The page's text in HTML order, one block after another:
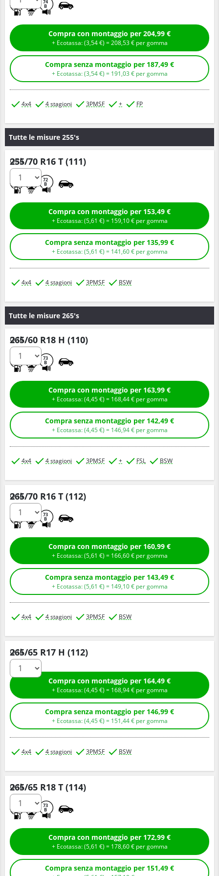
74
B
Compra con montaggio per 204,99 €
+ Ecotassa: (3,54€ ) =208,53€ per gomma
Compra senza montaggio per 187,49 €
+ Ecotassa: (3,54€ ) = 191,03 € per gomma
4x4 4 stagioni 3PMSF + FP
Tutte le misure 255's
255/70 R16 T (111)
72
B
Q.tà
Compra con montaggio per 153,49 €
+ Ecotassa: (5,61 € ) = 159,10€ per gomma
Compra senza montaggio per 135,99 €
+ Ecotassa: (5,61 € ) = 141,60€ per gomma
4x4 4 stagioni 3PMSF BSW
Tutte le misure 265's
265/60 R18 H (110)
73
B
Q.tà
Compra con montaggio per 163,99 €
+ Ecotassa: (4,45€ ) = 168,44€ per gomma
Compra senza montaggio per 142,49 €
+ Ecotassa: (4,45€ ) = 146,94€ per gomma
4x4 4 stagioni 3PMSF + FSL BSW
265/70 R16 T (112)
73
B
Q.tà
Compra con montaggio per 160,99 €
+ Ecotassa: (5,61 € ) = 166,60€ per gomma
Compra senza montaggio per 143,49 €
+ Ecotassa: (5,61 € ) = 149,10€ per gomma
4x4 4 stagioni 3PMSF BSW
265/65 R17 H (112)
Q.tà
Compra con montaggio per 164,49 €
+ Ecotassa: (4,45€ ) = 168,94€ per gomma
Compra senza montaggio per 146,99 €
+ Ecotassa: (4,45€ ) = 151,44€ per gomma
4x4 4 stagioni 3PMSF BSW
265/65 R18 T (114)
73
B
Q.tà
Compra con montaggio per 172,99 €
+ Ecotassa: (5,61 € ) = 178,60€ per gomma
Compra senza montaggio per 151,49 €